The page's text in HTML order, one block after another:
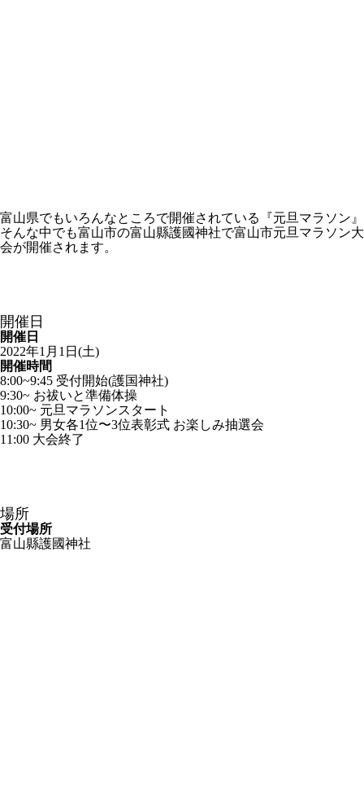
富山県でもいろんなところで開催されている『元旦マラソン』
そんな中でも富山市の富山縣護國神社で富山市元旦マラソン大
会が開催されます。
開催日
開催日
2022年1月1日(土)
開催時間
8:00~9:45 受付開始(護国神社)
9:30~ お祓いと準備体操
10:00~ 元旦マラソンスタート
10:30~ 男女各1位〜3位表彰式 お楽しみ抽選会
11:00 大会終了
場所
受付場所
富山縣護國神社